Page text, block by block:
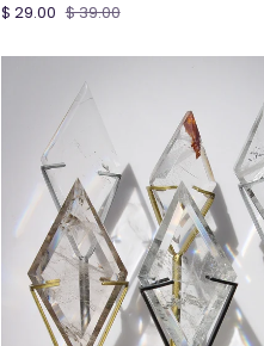
Cuarzo
$ 29.00 $ 39.00